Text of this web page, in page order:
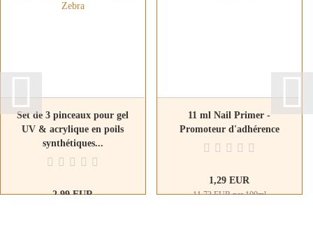
Set de 3 pinceaux pour gel
UV & acrylique en poils
synthétiques...
2,99 EUR
11 ml Nail Primer -
Promoteur d'adhérence
1,29 EUR
11,73 EUR par 100ml